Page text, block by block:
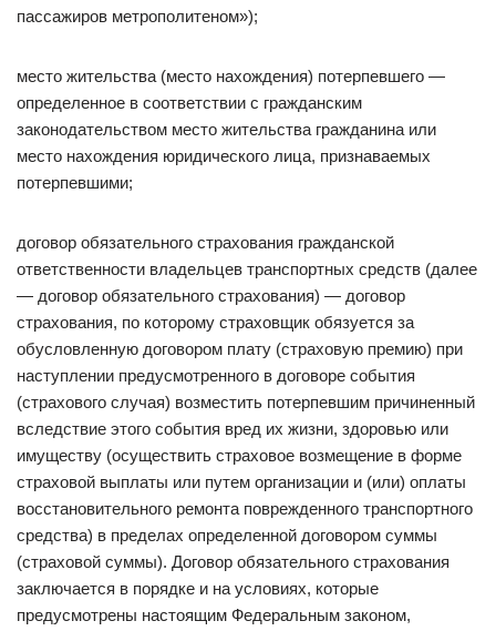
пассажиров метрополитеном»);
место жительства (место нахождения) потерпевшего —
определенное в соответствии с гражданским
законодательством место жительства гражданина или
место нахождения юридического лица, признаваемых
потерпевшими;
договор обязательного страхования гражданской
ответственности владельцев транспортных средств (далее
— договор обязательного страхования) — договор
страхования, по которому страховщик обязуется за
обусловленную договором плату (страховую премию) при
наступлении предусмотренного в договоре события
(страхового случая) возместить потерпевшим причиненный
вследствие этого события вред их жизни, здоровью или
имуществу (осуществить страховое возмещение в форме
страховой выплаты или путем организации и (или) оплаты
восстановительного ремонта поврежденного транспортного
средства) в пределах определенной договором суммы
(страховой суммы). Договор обязательного страхования
заключается в порядке и на условиях, которые
предусмотрены настоящим Федеральным законом,